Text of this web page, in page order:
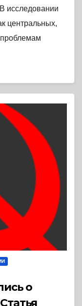
исследовании
центральных,
проблемам
о